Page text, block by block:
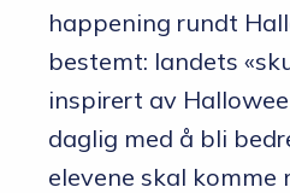
happening rundt
bestemt: landets
inspirert av
daglig med å bli
elevene skal komme